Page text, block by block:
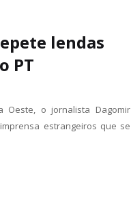
lendas
PT
Oeste, o jornalista Dagomir
estrangeiros que se